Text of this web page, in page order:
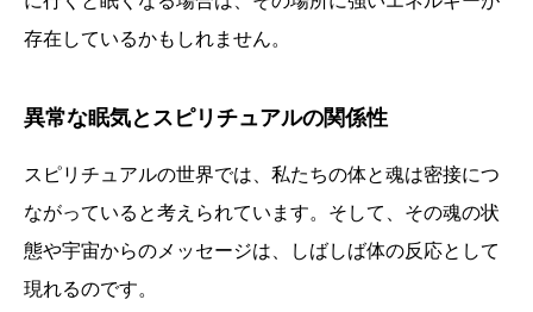
存在しているかもしれません。
異常な眠気とスピリチュアルの関係性
スピリチュアルの世界では、私たちの体と魂は密接につ
ながっていると考えられています。そして、その魂の状
態や宇宙からのメッセージは、しばしば体の反応として
現れるのです。